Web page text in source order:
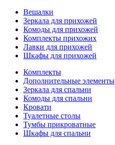
Вешалки
Зеркала для прихожей
Комоды для прихожей
Комплекты прихожих
Лавки для прихожей
Шкафы для прихожей
Комплекты
Дополнительные элементы
Зеркала для спальни
Комоды для спальни
Кровати
Туалетные столы
Тумбы прикроватные
Шкафы для спальни